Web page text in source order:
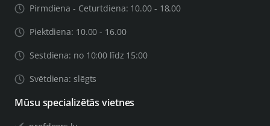
Pirmdiena - Ceturtdiena: 10.00 - 18.00
Piektdiena: 10.00 - 16.00
Sestdiena: no 10:00 līdz 15:00
Svētdiena: slēgts
Mūsu specializētās vietnes